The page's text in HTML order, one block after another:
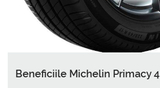
Beneficiile Michelin Primacy 4